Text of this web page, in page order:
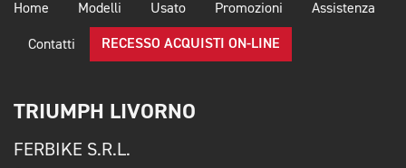
Home Modelli Usato Promozioni Assistenza
Contatti RECESSO ACQUISTI ON-LINE
TRIUMPH LIVORNO
FERBIKE S.R.L.